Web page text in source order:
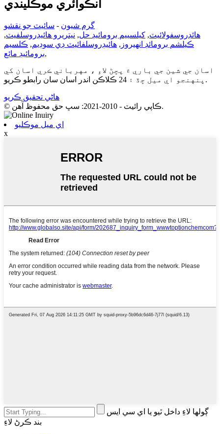
انڪوائري موڪليندي
گرم شيون - سائيٽ جو نقشو
هائڊروسفولائيٽ, کیلسييم برومائيڊ حل, نيتريرو هائيڊروسلفيٽ,
ڪيلشم برومائڊ انھيروز , هائيڊروسلفائيٽ ڊي سوڊيم, ڪلسيم
برومائيڊ مائع,
اسان جي شين جي باري ۾ پڇڻ لاءِ ، مهرباني ڪري اسان کي
پنهنجو اي ميل ڇڏ ۽ 24 ڪلاڪن اندر اسان سان رابطو ڪريو.
هاڻي تحقيق ڪريو
© ڪاپي رائيٽ - 2010-2021: سڀ حق محفوظ آهن.
اي ميل موڪليو
x
ڳولھا لاءِ داخل ٿيو يا اي سي ايس
بند ڪرڻ لاءِ